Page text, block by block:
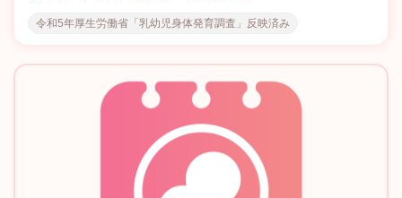
令和5年厚生労働省「乳幼児身体発育調査」反映済み